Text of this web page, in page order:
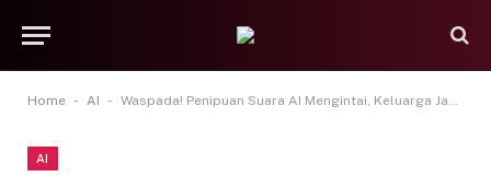
Home - AI - Waspada! Penipuan Suara AI Mengintai, Keluarga Jadi Korban!
AI